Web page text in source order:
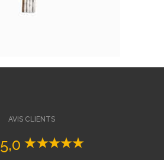
AVIS CLIENTS
5,0